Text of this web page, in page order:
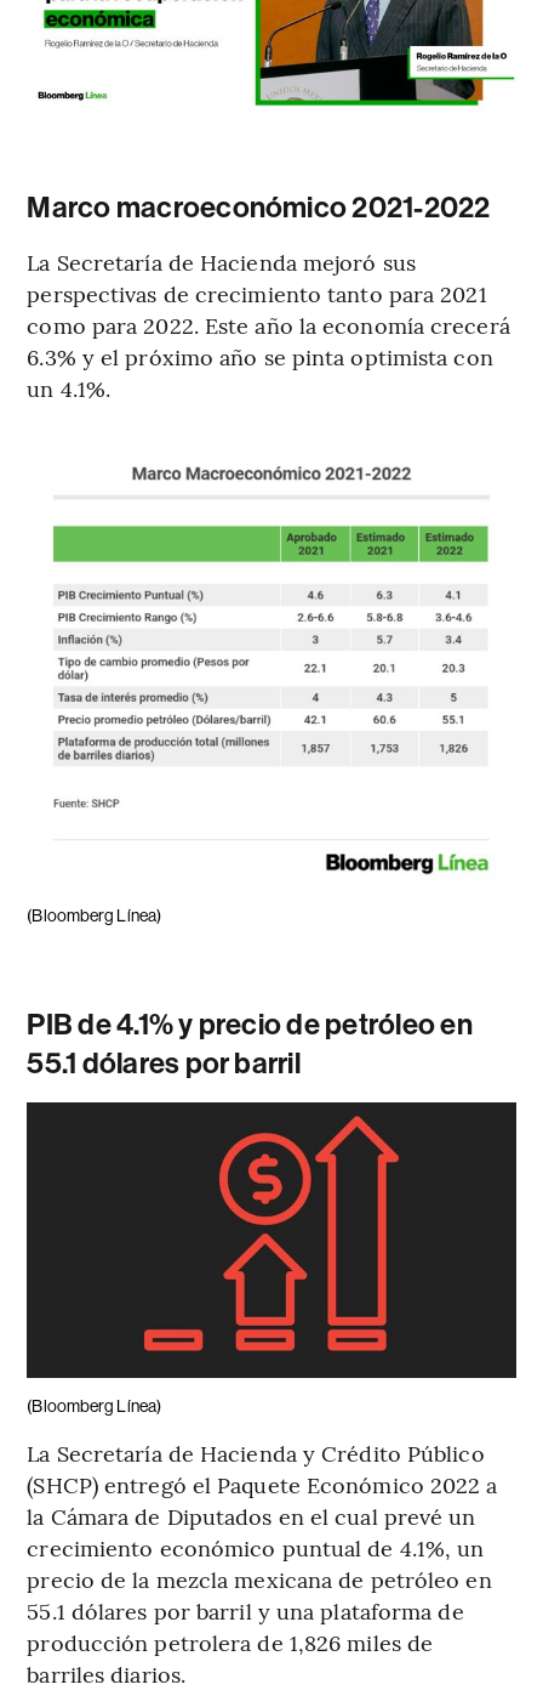
Marco macroeconómico 2021-2022
La Secretaría de Hacienda mejoró sus
perspectivas de crecimiento tanto para 2021
como para 2022. Este año la economía crecerá
6.3% y el próximo año se pinta optimista con
un 4.1%.
(Bloomberg Línea)
PIB de 4.1% y precio de petróleo en
55.1 dólares por barril
(Bloomberg Línea)
La Secretaría de Hacienda y Crédito Público
(SHCP) entregó el Paquete Económico 2022 a
la Cámara de Diputados en el cual prevé un
crecimiento económico puntual de 4.1%, un
precio de la mezcla mexicana de petróleo en
55.1 dólares por barril y una plataforma de
producción petrolera de 1,826 miles de
barriles diarios.